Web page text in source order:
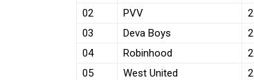
02
PVV 2
03
Deva Boys 2
04
Robinhood 2
05
West United 2